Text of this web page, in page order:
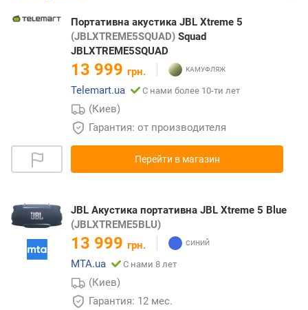
Портативна акустика JBL Xtreme 5
(JBLXTREME5SQUAD) Squad
JBLXTREME5SQUAD
13 999 грн.
Telemart.ua
С нами более 10-ти лет
(Киев)
Гарантия: от производителя
Перейти в магазин
JBL Акустика портативна JBL Xtreme 5 Blue
(JBLXTREME5BLU)
13 999 грн.
MTA.ua
С нами 8 лет
(Киев)
Гарантия: 12 мес.